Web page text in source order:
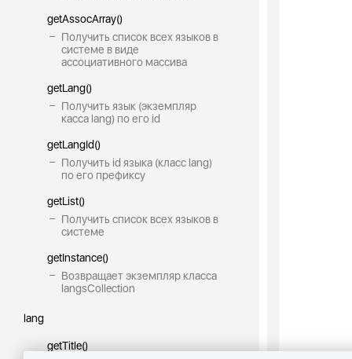
getAssocArray()
Получить список всех языков в
системе в виде
ассоциативного массива
getLang()
Получить язык (экземпляр
касса lang) по его id
getLangId()
Получить id языка (класс lang)
по его префиксу
getList()
Получить список всех языков в
системе
getInstance()
Возвращает экземпляр класса
langsCollection
lang
getTitle()